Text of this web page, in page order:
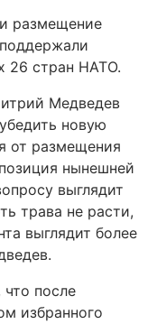
размещение
26 стран НАТО.
Медведев
новую
от размещения
нынешней
выглядит
трава не расти,
выглядит более
после
избранного